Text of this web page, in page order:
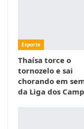
Esporte
Thaísa torce o
tornozelo e sai
chorando em
da Liga dos